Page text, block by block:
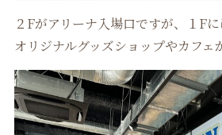
２Fがアリーナ入場口ですが、１F
オリジナルグッズショップやカフェ